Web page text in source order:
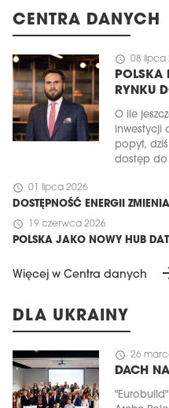
CENTRA DANYCH
schedule 08 lipca
POLSKA
RYNKU
O ile
inwestycji
popyt,
dostęp do
schedule 01 lipca 2026
DOSTĘPNOŚĆ ENERGII
schedule 19 czerwca 2026
POLSKA JAKO NOWY HUB
Więcej w Centra danych
DLA UKRAINY
schedule 26
DACH